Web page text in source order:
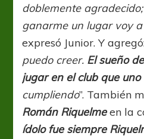
doblemente
ganarme un lugar voy
expresó Junior. Y
puedo creer. El sueño
jugar en el club que
cumpliendo”. También
Román Riquelmeen la
ídolo fue siempre